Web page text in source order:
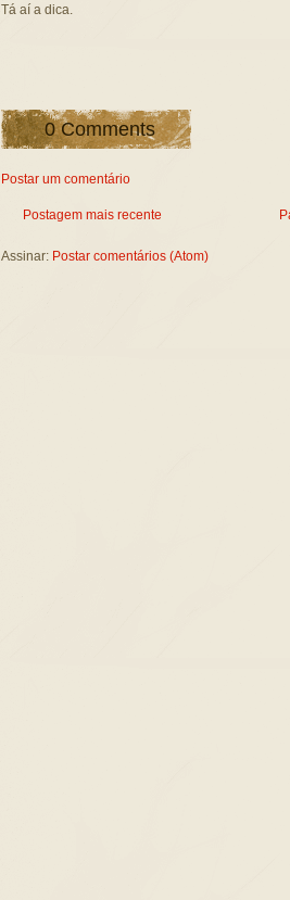
Tá aí a dica.
0 Comments
Postar um comentário
Postagem mais recente
Assinar: Postar comentários (Atom)